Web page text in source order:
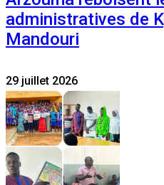
administratives de
Mandouri
29 juillet 2026